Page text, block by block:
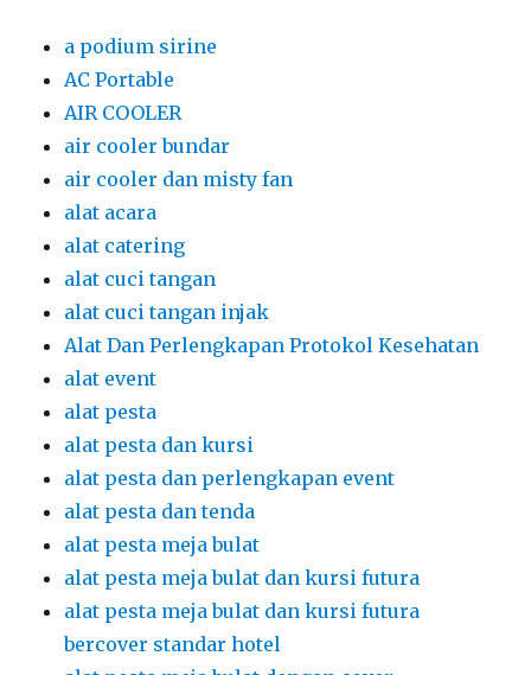
a podium sirine
AC Portable
AIR COOLER
air cooler bundar
air cooler dan misty fan
alat acara
alat catering
alat cuci tangan
alat cuci tangan injak
Alat Dan Perlengkapan Protokol Kesehatan
alat event
alat pesta
alat pesta dan kursi
alat pesta dan perlengkapan event
alat pesta dan tenda
alat pesta meja bulat
alat pesta meja bulat dan kursi futura
alat pesta meja bulat dan kursi futura
bercover standar hotel